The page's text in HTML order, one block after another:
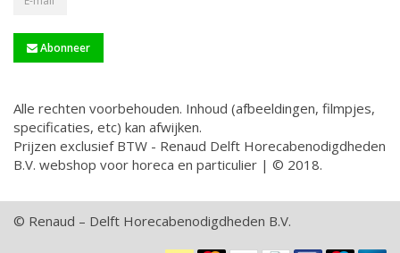
Abonneer
Alle rechten voorbehouden. Inhoud (afbeeldingen, filmpjes,
specificaties, etc) kan afwijken.
Prijzen exclusief BTW - Renaud Delft Horecabenodigdheden
B.V. webshop voor horeca en particulier | © 2018.
© Renaud – Delft Horecabenodigdheden B.V.